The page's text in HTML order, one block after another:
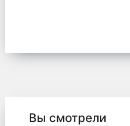
Вы смотрели